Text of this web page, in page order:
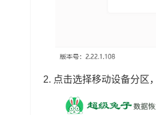
2. 点击选择移动设备分区